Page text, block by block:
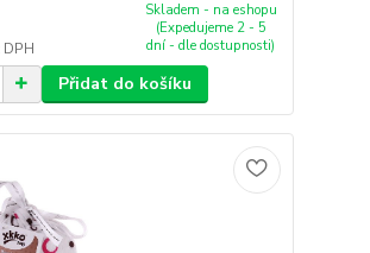
Skladem - na eshopu
(Expedujeme 2 - 5
dní - dle dostupnosti)
Přidat do košíku